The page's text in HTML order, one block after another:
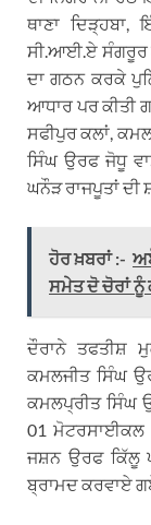
ਥਾਣਾ
ਸੀ.ਆਈ.ਏ ਸੰਗਰੂਰ
ਦਾ ਗਠਨ ਕਰਕੇ
ਆਧਾਰ ਪਰ ਕੀਤੀ
ਸਫੀਪੁਰ ਕਲਾਂ,
ਸਿੰਘ ਉਰਫ ਜੋਧੂ
ਘਨੌੜ ਰਾਜਪੂਤਾਂ
ਹੋਰ ਖ਼ਬਰਾਂ :-
ਸਮੇਤ ਦੋ ਚੋਰਾਂ ਨੂੰ
ਦੌਰਾਨੇ ਤਫਤੀਸ਼
ਕਮਲਜੀਤ ਸਿੰਘ
ਕਮਲਪ੍ਰੀਤ ਸਿੰਘ
01 ਮੋਟਰਸਾਈਕਲ
ਜਸ਼ਨ ਉਰਫ ਕਿੱਲੂ
ਬ੍ਰਾਮਦ ਕਰਵਾਏ